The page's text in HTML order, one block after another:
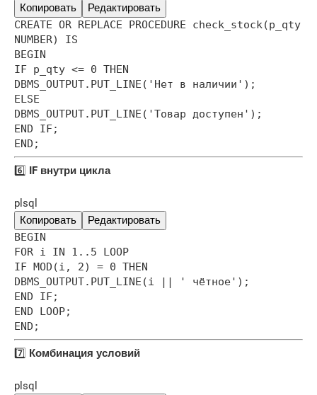
Копировать
Редактировать
CREATE OR REPLACE PROCEDURE check_stock(p_qty
NUMBER) IS
BEGIN
IF p_qty <= 0 THEN
DBMS_OUTPUT.PUT_LINE('Нет в наличии');
ELSE
DBMS_OUTPUT.PUT_LINE('Товар доступен');
END IF;
END;
6️⃣ IF внутри цикла
plsql
Копировать
Редактировать
BEGIN
FOR i IN 1..5 LOOP
IF MOD(i, 2) = 0 THEN
DBMS_OUTPUT.PUT_LINE(i || ' чётное');
END IF;
END LOOP;
END;
7️⃣ Комбинация условий
plsql